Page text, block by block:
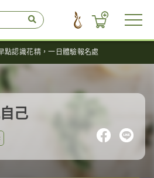
點認識花精，一日體驗報名處
己